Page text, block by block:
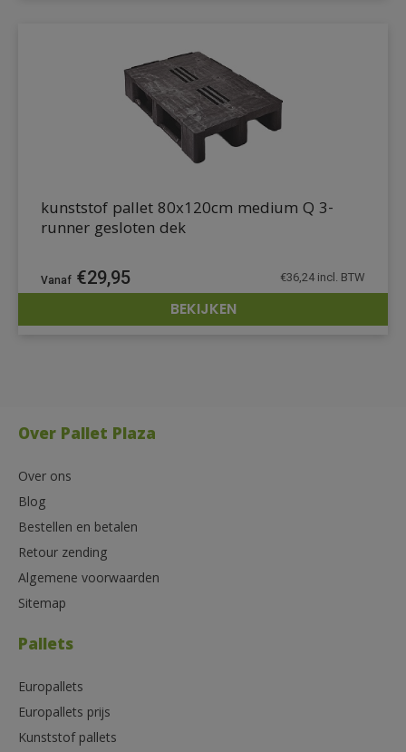
DETAILS
kunststof pallet 80x120cm medium Q 3-
runner gesloten dek
€29,95 €36,24 incl. BTW
BEKIJKEN
Over Pallet Plaza
Over ons
Blog
Bestellen en betalen
Retour zending
Algemene voorwaarden
Sitemap
Pallets
Europallets
Europallets prijs
Kunststof pallets